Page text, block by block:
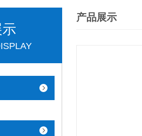
产品展示